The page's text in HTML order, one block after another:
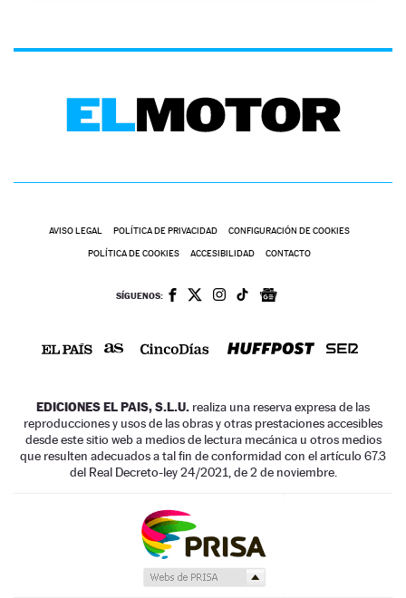
AVISO LEGAL POLÍTICA DE PRIVACIDAD CONFIGURACIÓN DE COOKIES
POLÍTICA DE COOKIES ACCESIBILIDAD CONTACTO
SÍGUENOS:
EDICIONES EL PAIS, S.L.U. realiza una reserva expresa de las
reproducciones y usos de las obras y otras prestaciones accesibles
desde este sitio web a medios de lectura mecánica u otros medios
que resulten adecuados a tal fin de conformidad con el artículo 67.3
del Real Decreto-ley 24/2021, de 2 de noviembre.